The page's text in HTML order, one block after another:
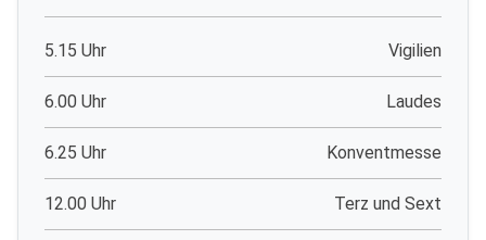
5.15 Uhr Vigilien
6.00 Uhr Laudes
6.25 Uhr Konventmesse
12.00 Uhr Terz und Sext